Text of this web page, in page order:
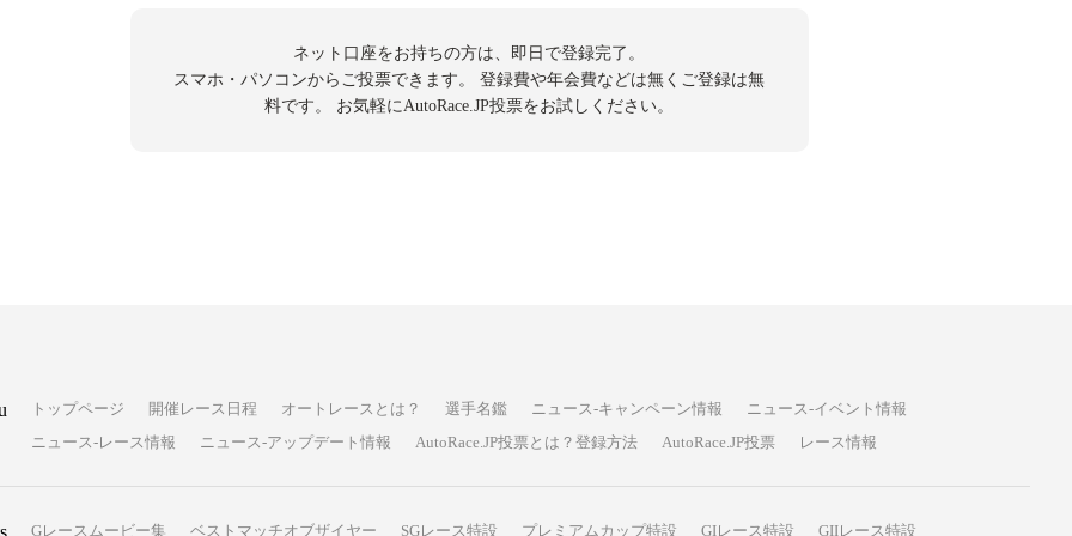
ネット口座をお持ちの方は、即日で登録完了。
スマホ・パソコンからご投票できます。
登録費や年会費などは無くご登録は無
料です。
お気軽にAutoRace.JP投票をお試しください。
トップページ 開催レース日程 オートレースとは？ 選手名鑑 ニュース-キャンペーン情報
ニュース-イベント情報
ニュース-レース情報
ニュース-アップデート情報 AutoRace.JP投票とは？登録方法 AutoRace.JP投票 レース情報
Gレースムービー集 ベストマッチオブザイヤー SGレース特設 プレミアムカップ特設 GIレース特設 GIIレース特設